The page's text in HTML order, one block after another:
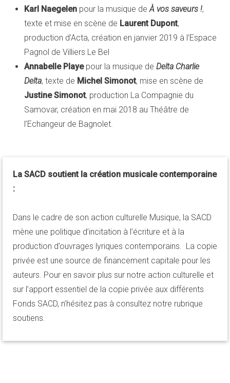
Karl Naegelen pour la musique deÀ vos saveurs !,
texte et mise en scène de Laurent Dupont,
production d’Acta, création en janvier 2019 à l’Espace
Pagnol de Villiers Le Bel
Annabelle Playepour la musique de Delta Charlie
Delta, texte de Michel Simonot, mise en scène de
Justine Simonot, production La Compagnie du
Samovar, création en mai 2018 au Théâtre de
l’Echangeur de Bagnolet.
La SACD soutient la création musicale contemporaine
:
Dans le cadre de son action culturelle Musique, la SACD
mène une politique d’incitation à l’écriture et à la
production d’ouvrages lyriques contemporains. La copie
privée est une source de financement capitale pour les
auteurs. Pour en savoir plus sur notre action culturelle et
sur l’apport essentiel de la copie privée aux différents
Fonds SACD, n’hésitez pas à consultez notre rubrique
soutiens.